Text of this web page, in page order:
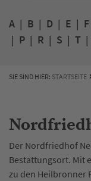
A | B | D | E | F
| P | R | S | T |
SIE SIND HIER: STARTSEITE
Der Nordfriedhof
Bestattungsort. Mit
zu den Heilbronner